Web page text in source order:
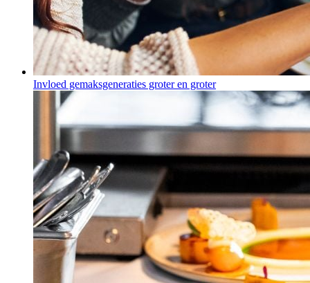
Invloed gemaksgeneraties groter en groter